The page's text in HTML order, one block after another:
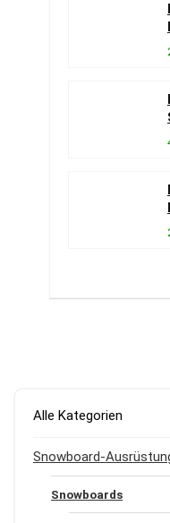
Alle Kategorien
Snowboard-
Snowboards